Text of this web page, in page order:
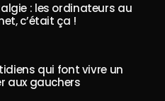
: les ordinateurs au
c’était ça !
qui font vivre un
aux gauchers